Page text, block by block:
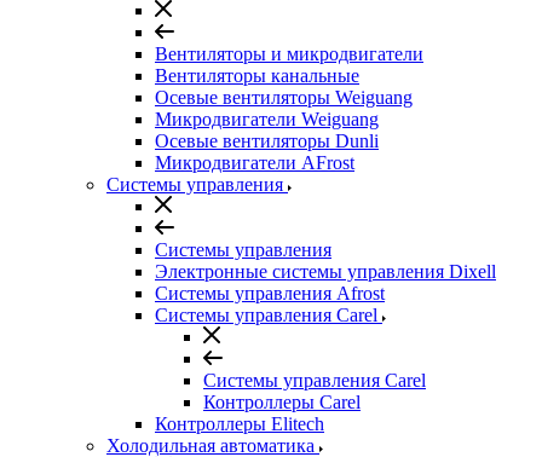
Вентиляторы и микродвигатели
Вентиляторы канальные
Осевые вентиляторы Weiguang
Микродвигатели Weiguang
Осевые вентиляторы Dunli
Микродвигатели AFrost
Системы управления
Системы управления
Электронные системы управления Dixell
Системы управления Afrost
Системы управления Carel
Системы управления Carel
Контроллеры Carel
Контроллеры Elitech
Холодильная автоматика